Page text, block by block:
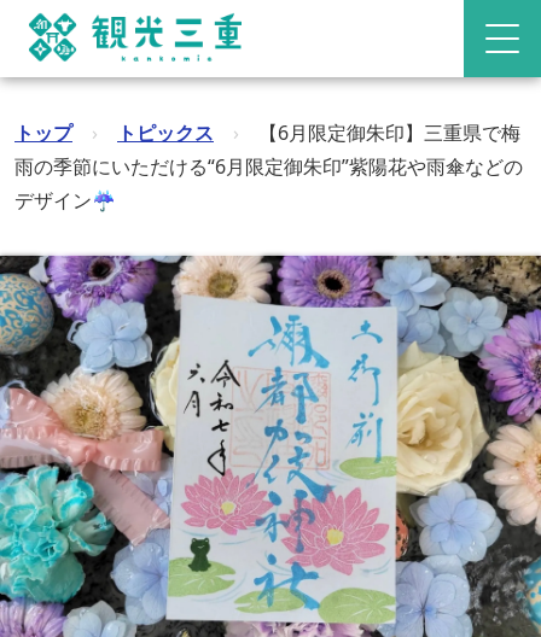
トップ › トピックス ›
【6月限定御朱印】三重県で梅
雨の季節にいただける“6月限定御朱印”紫陽花や雨傘などの
デザイン☔